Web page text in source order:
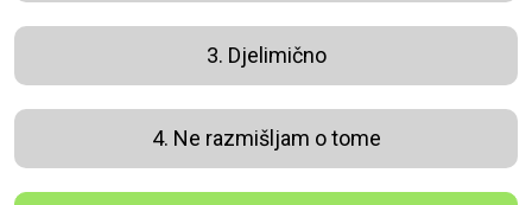
3. Djelimično
4. Ne razmišljam o tome